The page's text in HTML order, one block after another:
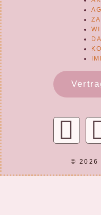
© 2026